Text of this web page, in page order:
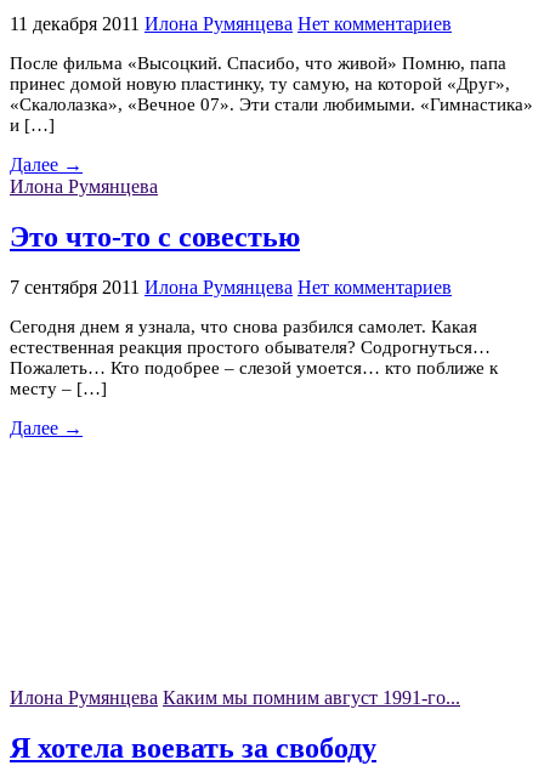
11 декабря 2011 Илона Румянцева Нет комментариев
После фильма «Высоцкий. Спасибо, что живой» Помню, папа
принес домой новую пластинку, ту самую, на которой «Друг»,
«Скалолазка», «Вечное 07». Эти стали любимыми. «Гимнастика»
и […]
Далее →
Илона Румянцева
Это что-то с совестью
7 сентября 2011 Илона Румянцева Нет комментариев
Сегодня днем я узнала, что снова разбился самолет. Какая
естественная реакция простого обывателя? Содрогнуться…
Пожалеть… Кто подобрее – слезой умоется… кто поближе к
месту – […]
Далее →
Илона Румянцева Каким мы помним август 1991-го...
Я хотела воевать за свободу